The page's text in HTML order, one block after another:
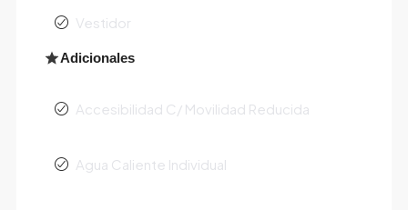
Vestidor
Adicionales
Accesibilidad C/ Movilidad Reducida
Agua Caliente Individual